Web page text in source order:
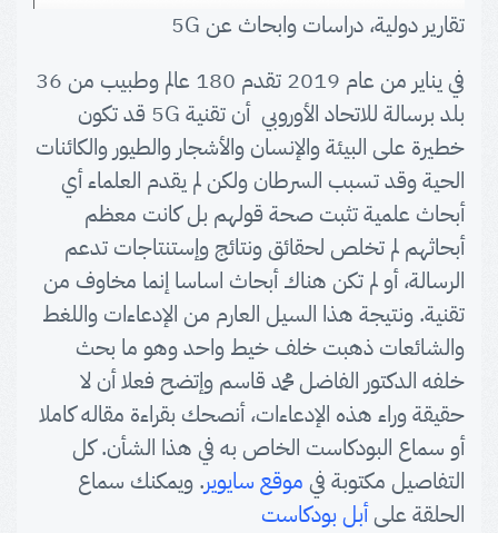
تقارير دولية، دراسات وابحاث عن 5G
في يناير من عام 2019 تقدم 180 عالم وطبيب من 36
بلد برسالة للاتحاد الأوروبي أن تقنية 5G قد تكون
خطيرة على البيئة والإنسان والأشجار والطيور والكائنات
الحية وقد تسبب السرطان ولكن لم يقدم العلماء أي
أبحاث علمية تثبت صحة قولهم بل كانت معظم
أبحاثهم لم تخلص لحقائق ونتائج وإستنتاجات تدعم
الرسالة، أو لم تكن هناك أبحاث اساسا إنما مخاوف من
تقنية. ونتيجة هذا السيل العارم من الإدعاءات واللغط
والشائعات ذهبت خلف خيط واحد وهو ما بحث
خلفه الدكتور الفاضل محمد قاسم وإتضح فعلا أن لا
حقيقة وراء هذه الإدعاءات، أنصحك بقراءة مقاله كاملا
أو سماع البودكاست الخاص به في هذا الشأن. كل
التفاصيل مكتوبة في موقع سايوير. ويمكنك سماع
الحلقة علىأبل بودكاست